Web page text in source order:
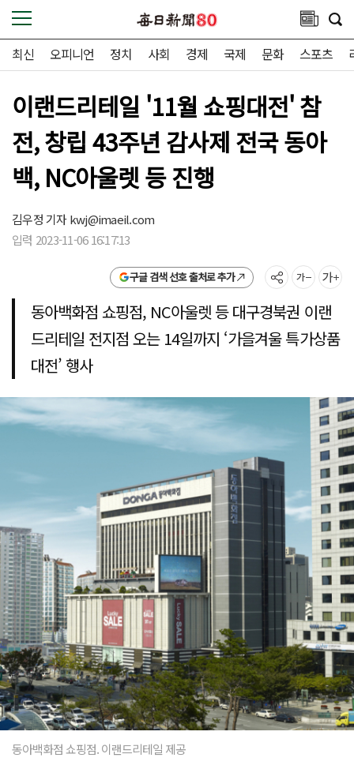
최신 오피니언 정치 사회 경제 국제 문화 스포츠
이랜드리테일 '11월 쇼핑대전' 참
전, 창립 43주년 감사제 전국 동아
백, NC아울렛 등 진행
김우정 기자kwj@imaeil.com
입력 2023-11-06 16:17:13
구글 검색 선호 출처로 추가
동아백화점 쇼핑점, NC아울렛 등 대구경북권 이랜
드리테일 전지점 오는 14일까지 ‘가을겨울 특가상품
대전’ 행사
동아백화점 쇼핑점. 이랜드리테일 제공